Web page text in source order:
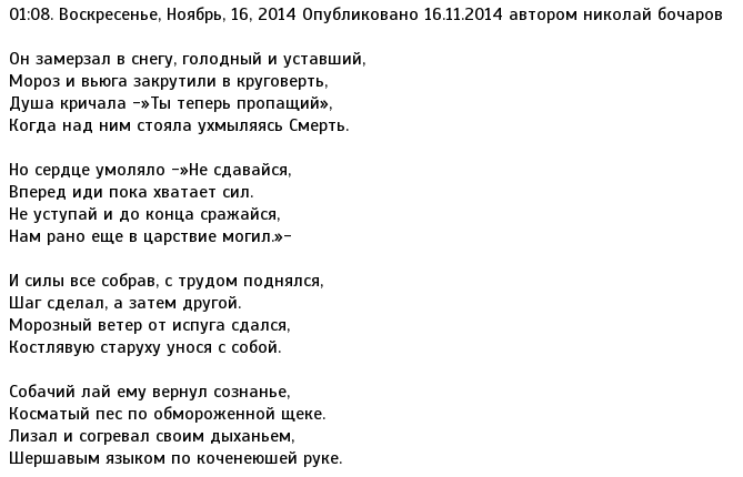
01:08. Воскресенье, Ноябрь, 16, 2014 Опубликовано 16.11.2014 автором николай бочаров
Он замерзал в снегу, голодный и уставший,
Мороз и вьюга закрутили в круговерть,
Душа кричала -»Ты теперь пропащий»,
Когда над ним стояла ухмыляясь Смерть.
Но сердце умоляло -»Не сдавайся,
Вперед иди пока хватает сил.
Не уступай и до конца сражайся,
Нам рано еще в царствие могил.»-
И силы все собрав, с трудом поднялся,
Шаг сделал, а затем другой.
Морозный ветер от испуга сдался,
Костлявую старуху унося с собой.
Собачий лай ему вернул сознанье,
Косматый пес по обмороженной щеке.
Лизал и согревал своим дыханьем,
Шершавым языком по коченеюшей руке.